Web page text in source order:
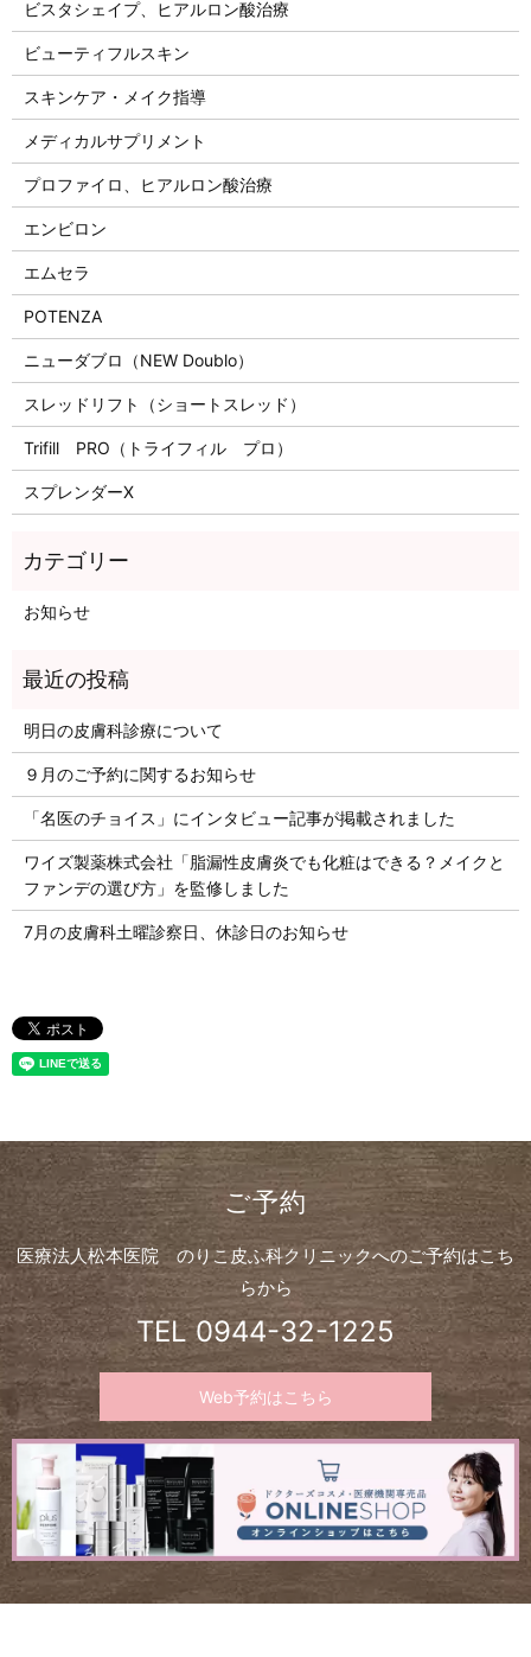
ビスタシェイプ、ヒアルロン酸治療
ビューティフルスキン
スキンケア・メイク指導
メディカルサプリメント
プロファイロ、ヒアルロン酸治療
エンビロン
エムセラ
POTENZA
ニューダブロ（NEW Doublo）
スレッドリフト（ショートスレッド）
Trifill PRO（トライフィル プロ）
スプレンダーX
お知らせ
明日の皮膚科診療について
９月のご予約に関するお知らせ
「名医のチョイス」にインタビュー記事が掲載されました
ワイズ製薬株式会社「脂漏性皮膚炎でも化粧はできる？メイクと
ファンデの選び方」を監修しました
7月の皮膚科土曜診察日、休診日のお知らせ
ご予約
医療法人松本医院 のりこ皮ふ科クリニックへのご予約はこち
らから
TEL0944-32-1225
Web予約はこちら